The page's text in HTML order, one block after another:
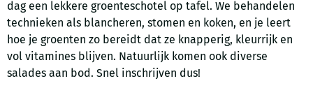
dag een lekkere groenteschotel op tafel. We behandelen
technieken als blancheren, stomen en koken, en je leert
hoe je groenten zo bereidt dat ze knapperig, kleurrijk en
vol vitamines blijven. Natuurlijk komen ook diverse
salades aan bod. Snel inschrijven dus!